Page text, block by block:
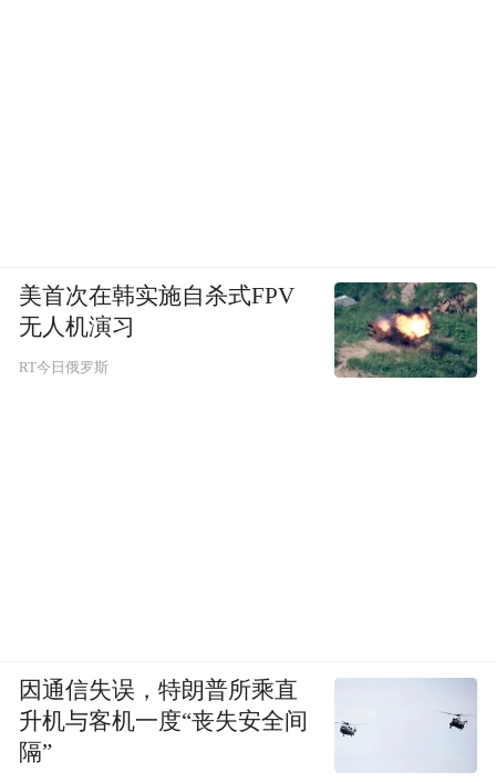
欢迎关注节目官方微博：@ 凤凰网非常道，
实时为你传递最 新鲜最犀利的节目资讯。
美首次在韩实施自杀式FPV
无人机演习
RT今日俄罗斯
因通信失误，特朗普所乘直
升机与客机一度“丧失安全间
隔”